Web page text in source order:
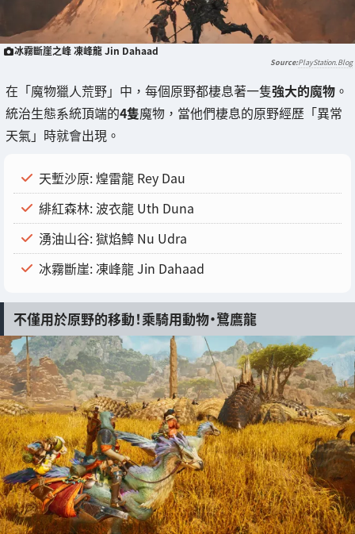
冰霧斷崖之峰 凍峰龍 Jin Dahaad
PlayStation.Blog
在「魔物獵人荒野」中，每個原野都棲息著一隻強大的魔物 。
統治生態系統頂端的4隻魔物，當他們棲息的原野經歷「異常
天氣」時就會出現。
天塹沙原: 煌雷龍 Rey Dau
緋紅森林: 波衣龍 Uth Duna
湧油山谷: 獄焰鱆 Nu Udra
冰霧斷崖: 凍峰龍 Jin Dahaad
不僅用於原野的移動！乘騎用動物・鷺鷹龍